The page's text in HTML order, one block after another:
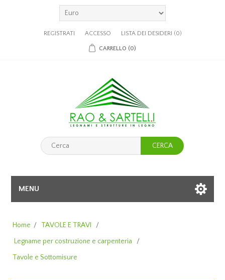
REGISTRATI ACCESSO LISTA DEI DESIDERI (0)
CARRELLO (0)
CERCA
MENU
Home / TAVOLE E TRAVI
/
Legname per costruzione e carpenteria
/
Tavole e Sottomisure